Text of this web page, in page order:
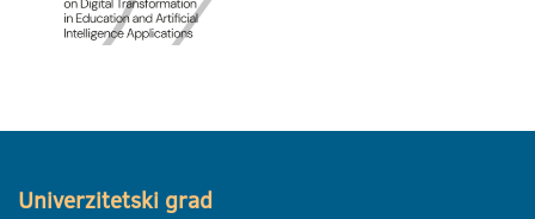
Univerzitetski grad